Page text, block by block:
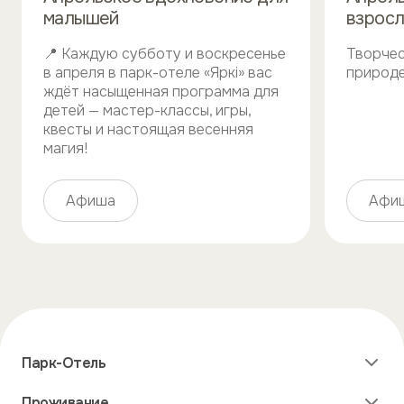
малышей
📍 Каждую субботу и воскресенье
в апреля в парк-отеле «Яркi» вас
ждёт насыщенная программа для
детей — мастер-классы, игры,
квесты и настоящая весенняя
магия!
Афиша
Парк-Отель